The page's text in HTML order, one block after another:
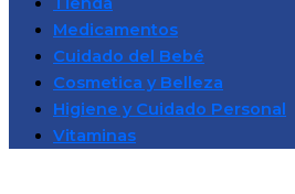
Medicamentos
Cuidado del Bebé
Cosmetica y Belleza
Higiene y Cuidado Personal
Vitaminas